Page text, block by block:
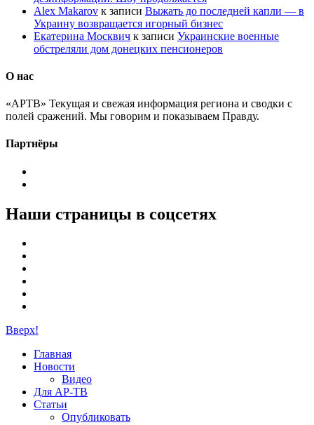
Alex Makarov к записи Выжать до последней капли — в
Украину возвращается игорный бизнес
Екатерина Москвич к записи Украинские военные
обстреляли дом донецких пенсионеров
О нас
«АРТВ» Текущая и свежая информация региона и сводки с
полей сражений. Мы говорим и показываем Правду.
Партнёры
Наши страницы в соцсетях
Вверх!
Главная
Новости
Видео
Для АР-ТВ
Статьи
Опубликовать